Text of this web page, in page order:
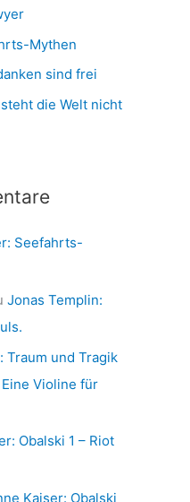
Mythen
sind frei
die Welt nicht
Seefahrts-
Jonas Templin:
Traum und Tragik
Violine für
Obalski 1 – Riot
Kaiser: Obalski